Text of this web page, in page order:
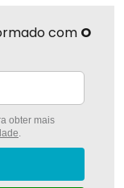
com O
obter mais